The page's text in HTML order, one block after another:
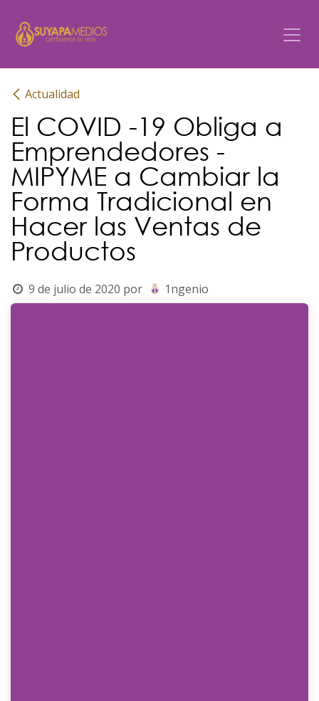
Actualidad
El COVID -19 Obliga a
Emprendedores -
MIPYME a Cambiar la
Forma Tradicional en
Hacer las Ventas de
Productos
9 de julio de 2020 por 1ngenio